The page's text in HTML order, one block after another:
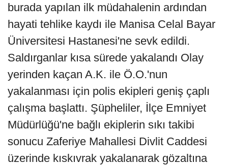
burada yapılan ilk müdahalenin ardından
hayati tehlike kaydı ile Manisa Celal Bayar
Üniversitesi Hastanesi'ne sevk edildi.
Saldırganlar kısa sürede yakalandı Olay
yerinden kaçan A.K. ile Ö.O.'nun
yakalanması için polis ekipleri geniş çaplı
çalışma başlattı. Şüpheliler, İlçe Emniyet
Müdürlüğü'ne bağlı ekiplerin sıkı takibi
sonucu Zaferiye Mahallesi Divlit Caddesi
üzerinde kıskıvrak yakalanarak gözaltına